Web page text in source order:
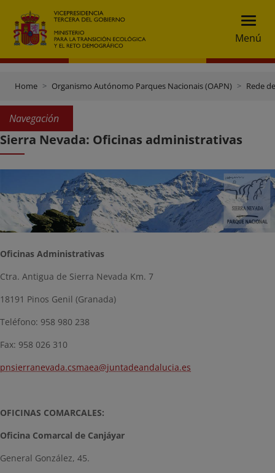
Menú
Home Organismo Autónomo Parques Nacionais (OAPN) Rede
Navegación
Sierra Nevada: Oficinas administrativas
Oficinas Administrativas
Ctra. Antigua de Sierra Nevada Km. 7
18191 Pinos Genil (Granada)
Teléfono: 958 980 238
Fax: 958 026 310
pnsierranevada.csmaea@juntadeandalucia.es
OFICINAS COMARCALES:
Oficina Comarcal de Canjáyar
General González, 45.